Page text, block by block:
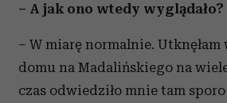
– A jak ono wtedy wyglądało?
– W miarę normalnie.
domu na Madalińskiego na
czas odwiedziło mnie tam